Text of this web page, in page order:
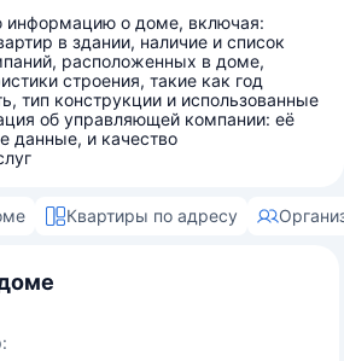
информацию о доме, включая:
в здании, наличие и список
расположенных в доме,
строения, такие как год
тип конструкции и использованные
об управляющей компании: её
данные, и качество
Квартиры по адресу